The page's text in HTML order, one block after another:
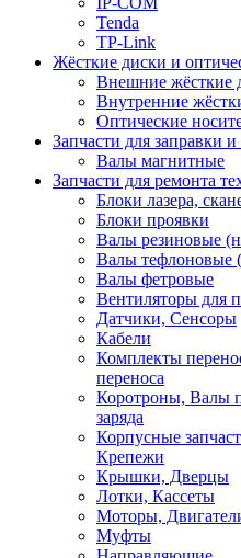
Tenda
TP-Link
Жёсткие диски и
Внешние жёсткие
Внутренние
Оптические
Запчасти для заправки
Валы магнитные
Запчасти для ремонта
Блоки лазера,
Блоки проявки
Валы резиновые
Валы тефлоновые
Валы фетровые
Вентиляторы для
Датчики, Сенсоры
Кабели
Комплекты
переноса
Коротроны, Валы
заряда
Корпусные
Крепежи
Крышки, Дверцы
Лотки, Кассеты
Моторы,
Муфты